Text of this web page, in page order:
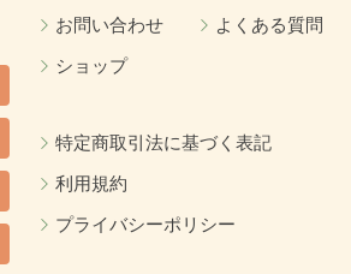
お問い合わせ
よくある質問
ショップ
特定商取引法に基づく表記
利用規約
プライバシーポリシー